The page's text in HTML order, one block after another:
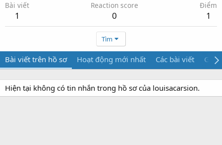
Bài viết
1
Reaction score
0
Điểm
1
Tìm
Bài viết trên hồ sơ Hoạt động mới nhất Các bài viết Giới
Hiện tại không có tin nhắn trong hồ sơ của louisacarsion.